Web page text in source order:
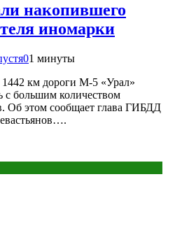
накопившего
иномарки
01 минуты
км дороги М-5 «Урал»
с большим количеством
Об этом сообщает глава ГИБДД